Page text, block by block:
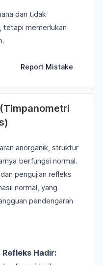
dan tidak
tetapi memerlukan
Report Mistake
anorganik, struktur
berfungsi normal.
pengujian refleks
normal, yang
pendengaran
Hadir: